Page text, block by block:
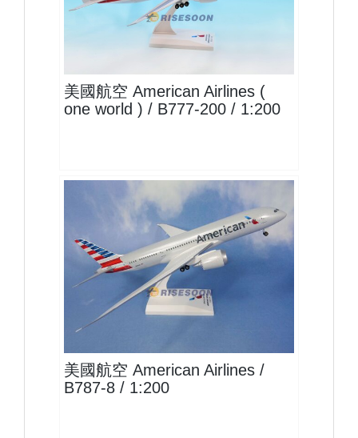
AAL20B772P03
美國航空 American Airlines (
one world ) / B777-200 / 1:200
AAL20B788P02
美國航空 American Airlines /
B787-8 / 1:200